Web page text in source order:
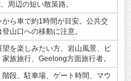
周辺の短い散策路。
から車で約1時間が目安。公共交
山口への移動に注意。
望を楽しみたい方、岩山風景、ピ
家族旅行、Geelong方面旅行者。
階段、駐車場、ゲート時間、マウ